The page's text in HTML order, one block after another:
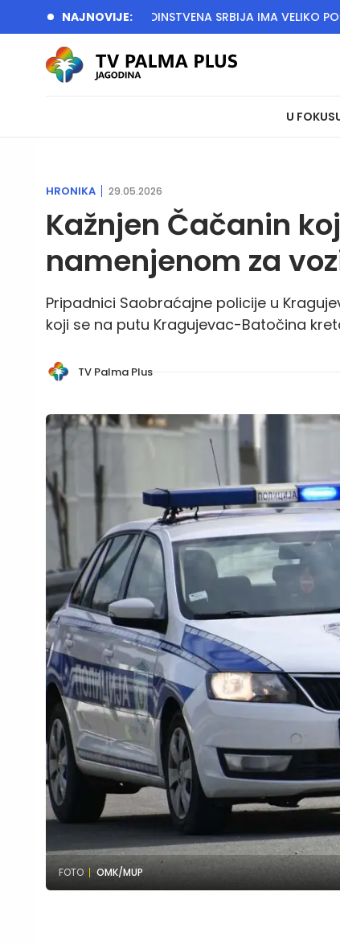
NAJNOVIJE:
BETULA: JEDINSTVENA SRBIJA IMA VELIKO
U
HRONIKA 29.05.2026
Kažnjen Čačanin
namenjenom za
Pripadnici Saobraćajne policije u
koji se na putu Kragujevac-Batočina
TV Palma Plus
FOTO OMK/MUP